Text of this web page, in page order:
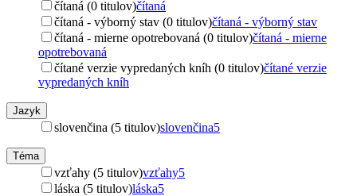
čítaná (0 titulov)čítaná
čítaná - výborný stav (0 titulov)čítaná - výborný stav
čítaná - mierne opotrebovaná (0 titulov)čítaná - mierne
opotrebovaná
čítané verzie vypredaných kníh (0 titulov)čítané verzie
vypredaných kníh
Jazyk
slovenčina (5 titulov)slovenčina5
Téma
vzťahy (5 titulov)vzťahy5
láska (5 titulov)láska5